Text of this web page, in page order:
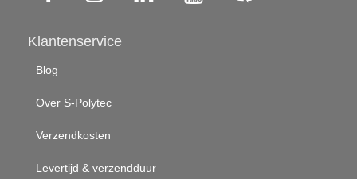
Klantenservice
Blog
Over S-Polytec
Verzendkosten
Levertijd & verzendduur